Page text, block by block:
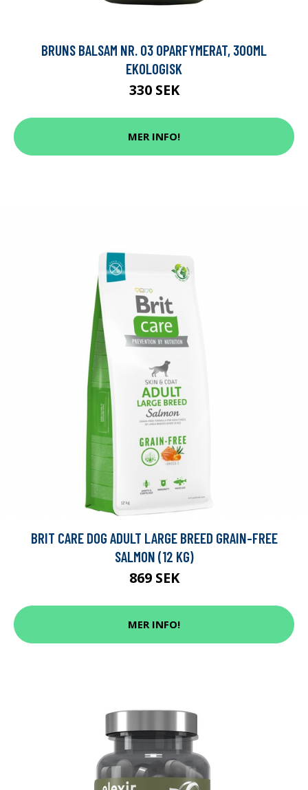
BRUNS BALSAM NR. 03 OPARFYMERAT, 300ML
EKOLOGISK
330 SEK
MER INFO!
BRIT CARE DOG ADULT LARGE BREED GRAIN-FREE
SALMON (12 KG)
869 SEK
MER INFO!